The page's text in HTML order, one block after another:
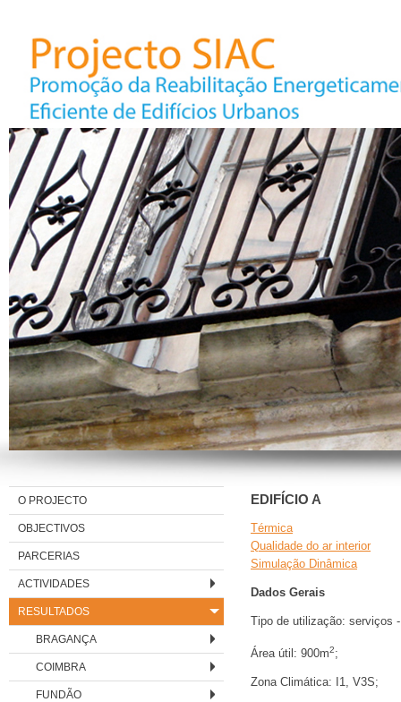
O PROJECTO
OBJECTIVOS
PARCERIAS
ACTIVIDADES
RESULTADOS
BRAGANÇA
COIMBRA
FUNDÃO
EDIFÍCIO A
Térmica
Qualidade do ar interior
Simulação Dinâmica
Dados Gerais
Tipo de utilização: serviços
Área útil: 900m2;
Zona Climática: I1, V3S;